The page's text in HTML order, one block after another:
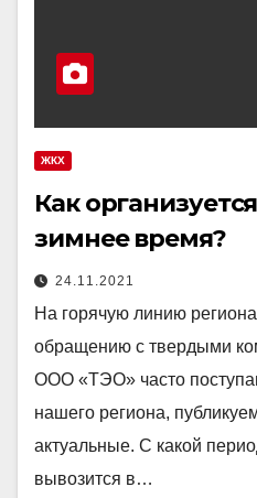
ЖКХ
Как
зимнее время?
24.11.2021
На горячую линию
обращению с твердыми
ООО «ТЭО» часто
нашего региона,
актуальные. С какой
вывозится в…